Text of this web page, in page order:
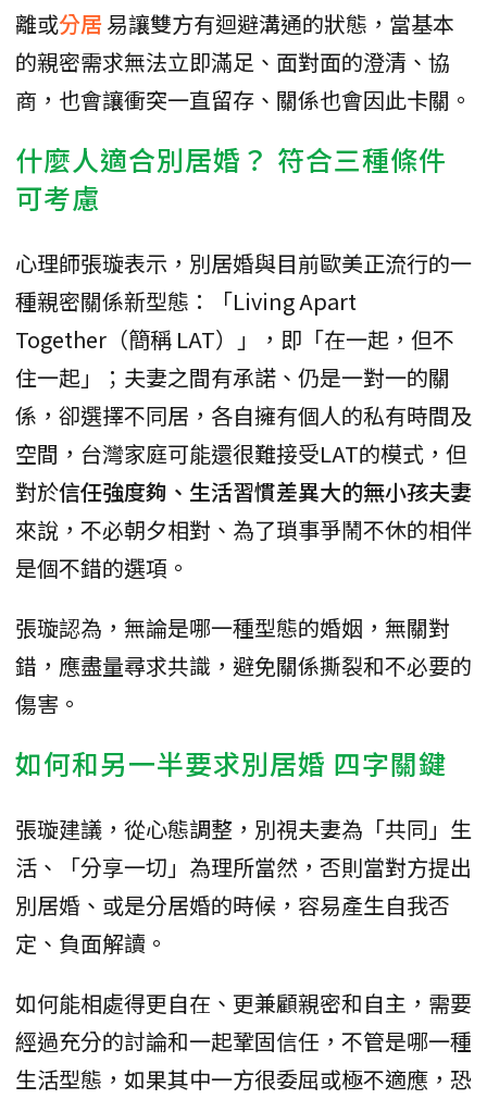
離或分居易讓雙方有迴避溝通的狀態，當基本
的親密需求無法立即滿足、面對面的澄清、協
商，也會讓衝突一直留存、關係也會因此卡關。
什麼人適合別居婚？ 符合三種條件
可考慮
心理師張璇表示，別居婚與目前歐美正流行的一
種親密關係新型態：「Living Apart
Together（簡稱 LAT）」，即「在一起，但不
住一起」；夫妻之間有承諾、仍是一對一的關
係，卻選擇不同居，各自擁有個人的私有時間及
空間，台灣家庭可能還很難接受LAT的模式，但
對於信任強度夠、生活習慣差異大的無小孩夫妻
來說，不必朝夕相對、為了瑣事爭鬧不休的相伴
是個不錯的選項。
張璇認為，無論是哪一種型態的婚姻，無關對
錯，應盡量尋求共識，避免關係撕裂和不必要的
傷害。
如何和另一半要求別居婚 四字關鍵
張璇建議，從心態調整，別視夫妻為「共同」生
活、「分享一切」為理所當然，否則當對方提出
別居婚、或是分居婚的時候，容易產生自我否
定、負面解讀。
如何能相處得更自在、更兼顧親密和自主，需要
經過充分的討論和一起鞏固信任，不管是哪一種
生活型態，如果其中一方很委屈或極不適應，恐